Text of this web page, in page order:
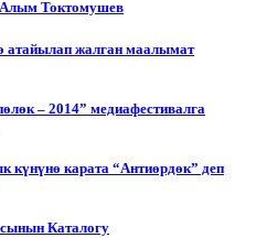
Алым Токтомушев
жалган маалымат
– 2014” медиафестивалга
күнүнө карата “Антиөрдөк” деп
Каталогу